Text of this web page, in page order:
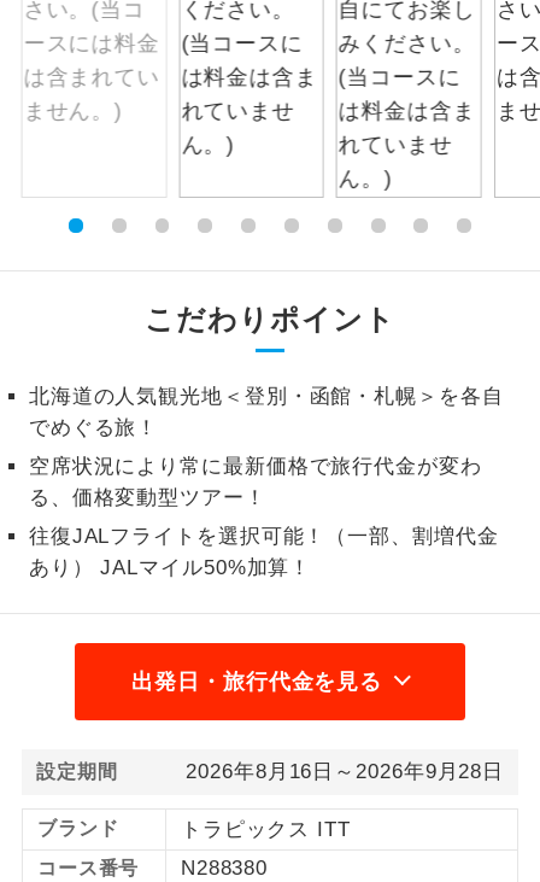
こだわりポイント
北海道の人気観光地＜登別・函館・札幌＞を各自
でめぐる旅！
空席状況により常に最新価格で旅行代金が変わ
る、価格変動型ツアー！
往復JALフライトを選択可能！（一部、割増代金
あり） JALマイル50%加算！
出発日・旅行代金を見る
設定期間 2026年8月16日～2026年9月28日
ブランド トラピックス ITT
コース番号 N288380
トラベルイヤ
ホン
周りの音を気にせず、ガイドさんの説明
をじっくり聞くことができます。
1名様催行
1名様から出発可能な個人型プランで
す。
2名様から出発可能な個人型プランで
す。
加限定
ご夫婦限定
女性限定
女性限定でご参加いただけるコースで
す。
年齢制限あり
ご参加にあたり年齢に制限があるコース
利用航空会社が指定なので、ご出発の計
画にとても便利です。
ご紹介するホテルを指定したコースで
おひとり様バ
ス2席利用
おひとり様でバス席を2席利⽤できま
す。